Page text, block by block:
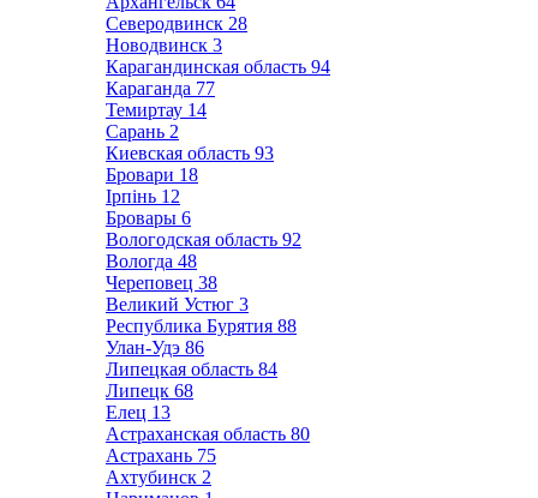
Северодвинск 28
Новодвинск 3
Карагандинская область 94
Караганда 77
Темиртау 14
Сарань 2
Киевская область 93
Бровари 18
Ірпінь 12
Бровары 6
Вологодская область 92
Вологда 48
Череповец 38
Великий Устюг 3
Республика Бурятия 88
Улан-Удэ 86
Липецкая область 84
Липецк 68
Елец 13
Астраханская область 80
Астрахань 75
Ахтубинск 2